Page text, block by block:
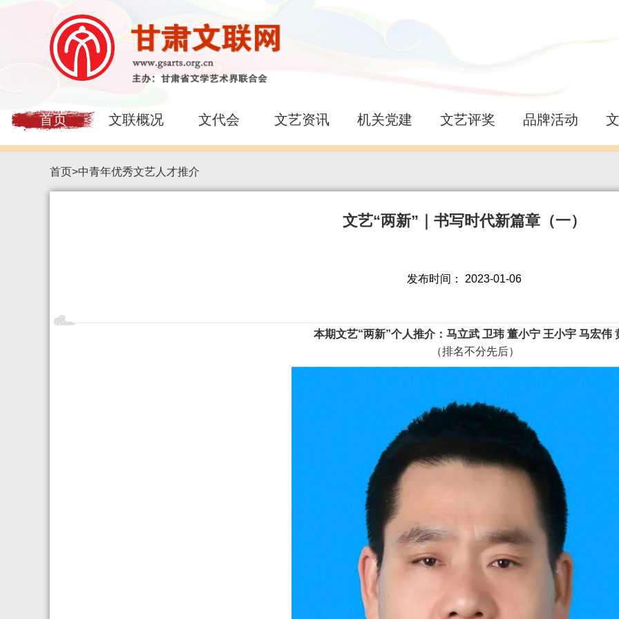
首页 文联概况 文代会 文艺资讯 机关党建 文艺评奖 品牌活动
首页>中青年优秀文艺人才推介
文艺“两新”｜书写时代新篇章（一）
发布时间： 2023-01-06
本期文艺“两新”个人推介：马立武 卫玮 董小宁 王小宇 马宏伟
（排名不分先后）